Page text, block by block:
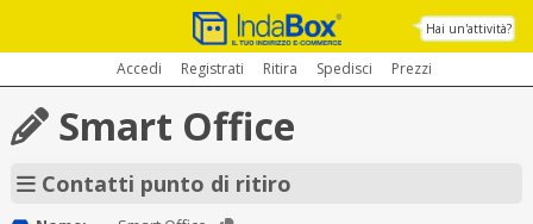
Hai un'attività?
Accedi Registrati Ritira Spedisci Prezzi
Smart Office
Contatti punto di ritiro